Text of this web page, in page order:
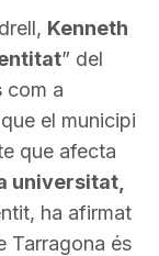
Kenneth
” del
com a
el municipi
que afecta
universitat,
ha afirmat
Tarragona és